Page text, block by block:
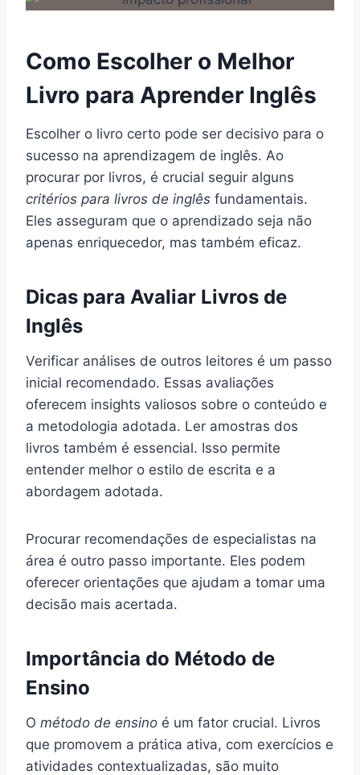
Como Escolher o Melhor
Livro para Aprender Inglês
Escolher o livro certo pode ser decisivo para o
sucesso na aprendizagem de inglês. Ao
procurar por livros, é crucial seguir alguns
critérios para livros de inglês fundamentais.
Eles asseguram que o aprendizado seja não
apenas enriquecedor, mas também eficaz.
Dicas para Avaliar Livros de
Inglês
Verificar análises de outros leitores é um passo
inicial recomendado. Essas avaliações
oferecem insights valiosos sobre o conteúdo e
a metodologia adotada. Ler amostras dos
livros também é essencial. Isso permite
entender melhor o estilo de escrita e a
abordagem adotada.
Procurar recomendações de especialistas na
área é outro passo importante. Eles podem
oferecer orientações que ajudam a tomar uma
decisão mais acertada.
Importância do Método de
Ensino
O método de ensino é um fator crucial. Livros
que promovem a prática ativa, com exercícios e
atividades contextualizadas, são muito